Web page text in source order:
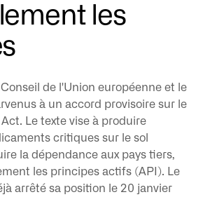
les
de l'Union européenne et le
à un accord provisoire sur le
Le texte vise à produire
critiques sur le sol
la dépendance aux pays tiers,
les principes actifs (API). Le
arrêté sa position le 20 janvier